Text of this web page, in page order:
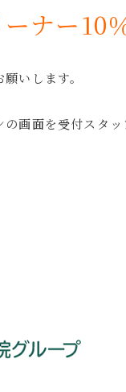
ーナー10
いします。
画面を受付スタッ